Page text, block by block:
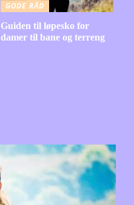
GODE RÅD
Guiden til løpesko for
damer til bane og terreng